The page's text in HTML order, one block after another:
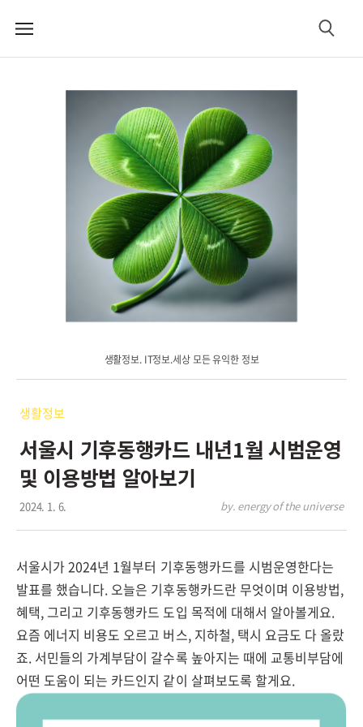
메
검
생활정보. IT정보.세상 모든 유익한 정보
생활정보
서울시 기후동행카드 내년1월 시범운영
및 이용방법 알아보기
2024. 1. 6. by. energy of the universe
서울시가 2024년 1월부터 기후동행카드를 시범운영한다는
발표를 했습니다. 오늘은 기후동행카드란 무엇이며 이용방법,
혜택, 그리고 기후동행카드 도입 목적에 대해서 알아볼게요.
요즘 에너지 비용도 오르고 버스, 지하철, 택시 요금도 다 올랐
죠. 서민들의 가계부담이 갈수록 높아지는 때에 교통비부담에
어떤 도움이 되는 카드인지 같이 살펴보도록 할게요.